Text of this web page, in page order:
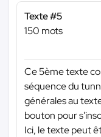
Texte #5
150 mots
Ce 5ème texte
séquence du
générales au
bouton pour
Ici, le texte peut